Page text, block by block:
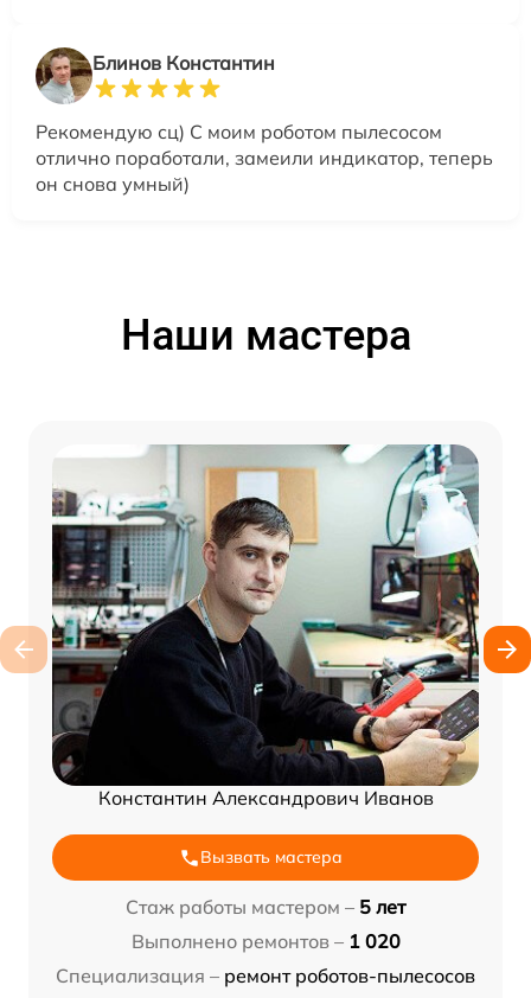
Блинов Константин
Рекомендую сц) С моим роботом пылесосом
отлично поработали, замеили индикатор, теперь
он снова умный)
Наши мастера
Константин Александрович Иванов
Вызвать мастера
Стаж работы мастером – 5 лет
Выполнено ремонтов – 1 020
Специализация – ремонт роботов-пылесосов